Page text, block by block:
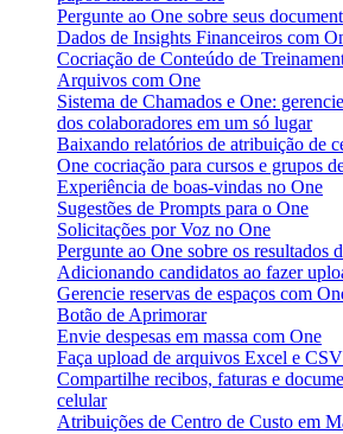
Pergunte ao One sobre seus
Dados de Insights Financeiros com
Cocriação de Conteúdo de
Arquivos com One
Sistema de Chamados e One:
dos colaboradores em um só lugar
Baixando relatórios de atribuição de
One cocriação para cursos e grupos
Experiência de boas-vindas no One
Sugestões de Prompts para o One
Solicitações por Voz no One
Pergunte ao One sobre os resultados
Adicionando candidatos ao fazer
Gerencie reservas de espaços com
Botão de Aprimorar
Envie despesas em massa com One
Faça upload de arquivos Excel e
Compartilhe recibos, faturas e
celular
Atribuições de Centro de Custo em